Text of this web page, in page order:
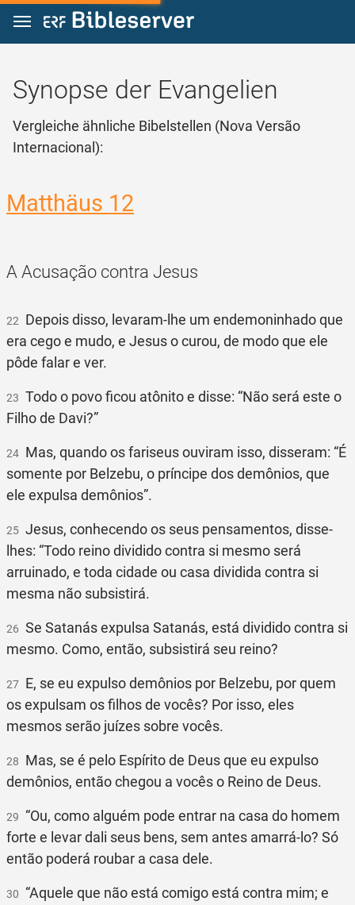
Zum Inhalt springen
Synopse der Evangelien
Vergleiche ähnliche Bibelstellen (Nova Versão
Internacional):
Matthäus 12
A Acusação contra Jesus
22 Depois disso, levaram-lhe um endemoninhado que
era cego e mudo, e Jesus o curou, de modo que ele
pôde falar e ver.
23 Todo o povo ficou atônito e disse: “Não será este o
Filho de Davi?”
24 Mas, quando os fariseus ouviram isso, disseram: “É
somente por Belzebu, o príncipe dos demônios, que
ele expulsa demônios”.
25 Jesus, conhecendo os seus pensamentos, disse-
lhes: “Todo reino dividido contra si mesmo será
arruinado, e toda cidade ou casa dividida contra si
mesma não subsistirá.
26 Se Satanás expulsa Satanás, está dividido contra si
mesmo. Como, então, subsistirá seu reino?
27 E, se eu expulso demônios por Belzebu, por quem
os expulsam os filhos de vocês? Por isso, eles
mesmos serão juízes sobre vocês.
28 Mas, se é pelo Espírito de Deus que eu expulso
demônios, então chegou a vocês o Reino de Deus.
29 “Ou, como alguém pode entrar na casa do homem
forte e levar dali seus bens, sem antes amarrá-lo? Só
então poderá roubar a casa dele.
30 “Aquele que não está comigo está contra mim; e